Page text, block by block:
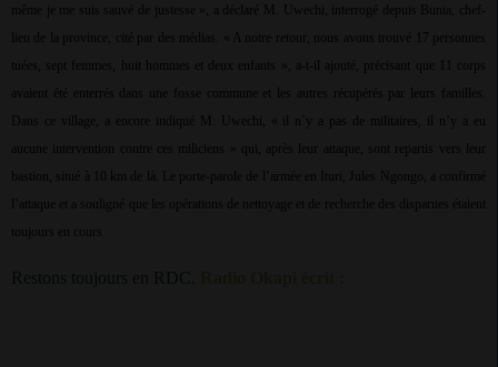
même je me suis sauvé de justesse », a déclaré M. Uwechi, interrogé depuis Bunia, chef-
lieu de la province, cité par des médias. « A notre retour, nous avons trouvé 17 personnes
tuées, sept femmes, huit hommes et deux enfants », a-t-il ajouté, précisant que 11 corps
avaient été enterrés dans une fosse commune et les autres récupérés par leurs familles.
Dans ce village, a encore indiqué M. Uwechi, « il n’y a pas de militaires, il n’y a eu
aucune intervention contre ces miliciens » qui, après leur attaque, sont repartis vers leur
bastion, situé à 10 km de là. Le porte-parole de l’armée en Ituri, Jules Ngongo, a confirmé
l’attaque et a souligné que les opérations de nettoyage et de recherche des disparues étaient
toujours en cours.
Restons toujours en RDC.